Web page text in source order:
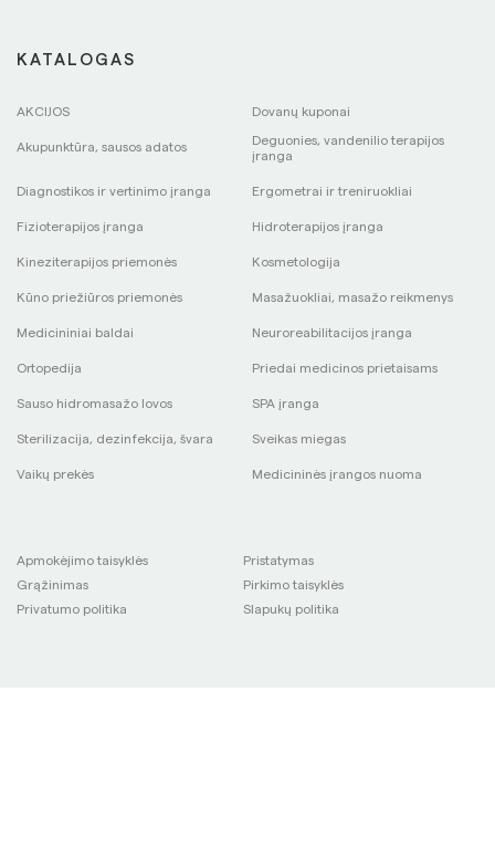
KATALOGAS
AKCIJOS Dovanų kuponai
Akupunktūra, sausos adatos
Deguonies, vandenilio terapijos
įranga
Diagnostikos ir vertinimo įranga Ergometrai ir treniruokliai
Fizioterapijos įranga Hidroterapijos įranga
Kineziterapijos priemonės Kosmetologija
Kūno priežiūros priemonės Masažuokliai, masažo reikmenys
Medicininiai baldai Neuroreabilitacijos įranga
Ortopedija Priedai medicinos prietaisams
Sauso hidromasažo lovos SPA įranga
Sterilizacija, dezinfekcija, švara Sveikas miegas
Vaikų prekės Medicininės įrangos nuoma
Apmokėjimo taisyklės
Pristatymas
Grąžinimas
Pirkimo taisyklės
Privatumo politika
Slapukų politika